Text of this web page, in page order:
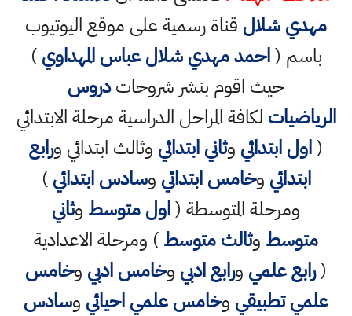
مهدي شلال قناة رسمية على موقع اليوتيوب
باسم (احمد مهدي شلال عباس المهداوي)
حيث اقوم بنشر شروحاتدروس
الرياضيات لكافة المراحل الدراسية مرحلة الابتدائي
(اول ابتدائي وثاني ابتدائي وثالث ابتدائي ورابع
ابتدائي وخامس ابتدائي وسادس ابتدائي)
ومرحلة المتوسطة (اول متوسط وثاني
متوسط وثالث متوسط) ومرحلة الاعدادية
(رابع علمي ورابع ادبي وخامس ادبي وخامس
علمي تطبيقي وخامس علمي احيائي وسادس